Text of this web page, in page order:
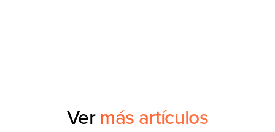
Vermás artículos